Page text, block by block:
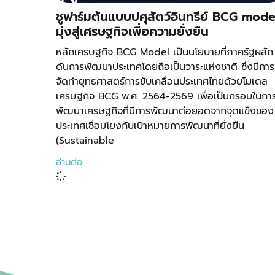
ชูฟาร์มต้นแบบปศุสัตว์อินทรีย์ BCG
มุ่งสู่เศรษฐกิจเพื่อความยั่งยืน
หลักเศรษฐกิจ BCG Model เป็นนโยบายที่ภาครัฐผลัก
ดันการพัฒนาประเทศโดยถือเป็นวาระแห่งชาติ ซึ่งมีการ
จัดทำยุทธศาสตร์การขับเคลื่อนประเทศไทยด้วยโมเดล
เศรษฐกิจ BCG พ.ศ. 2564-2569 เพื่อเป็นกรอบในกา
พัฒนาเศรษฐกิจที่มีการพัฒนาต่อยอดจากจุดแข็งของ
ประเทศเชื่อมโยงกับเป้าหมายการพัฒนาที่ยั่งยืน
(Sustainable
อ่านต่อ